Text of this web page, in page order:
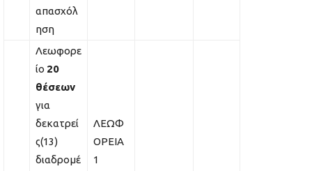
απασχόλ
ηση
Λεωφορε
ίο 20
θέσεων
για
δεκατρεί
ς(13)
διαδρομέ
ΛΕΩΦ
ΟΡΕΙΑ
1